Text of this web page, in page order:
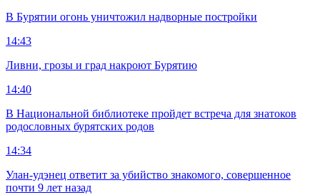
В Бурятии огонь уничтожил надворные постройки
14:43
Ливни, грозы и град накроют Бурятию
14:40
В Национальной библиотеке пройдет встреча для знатоков
родословных бурятских родов
14:34
Улан-удэнец ответит за убийство знакомого, совершенное
почти 9 лет назад